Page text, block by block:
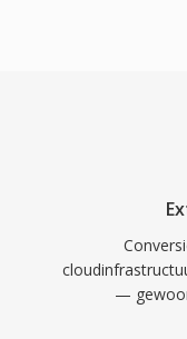
—